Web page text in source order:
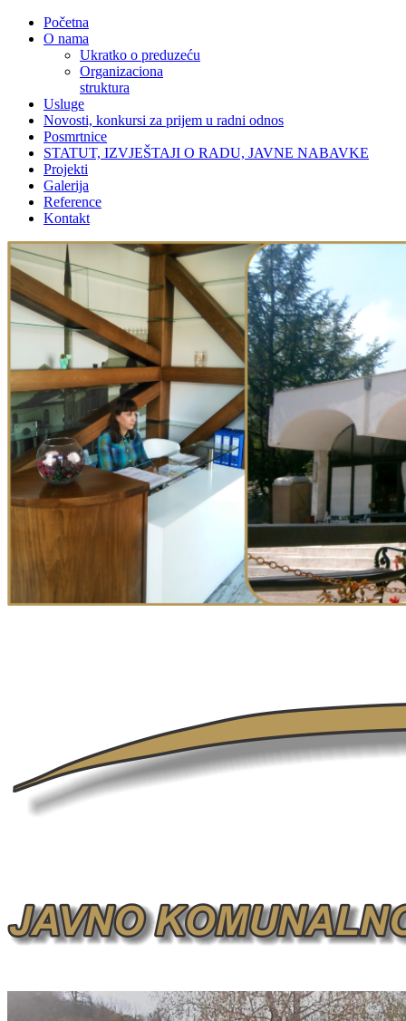
Početna
O nama
Ukratko o preduzeću
Organizaciona
struktura
Usluge
Novosti, konkursi za prijem u radni odnos
Posmrtnice
STATUT, IZVJEŠTAJI O RADU, JAVNE NABAVKE
Projekti
Galerija
Reference
Kontakt